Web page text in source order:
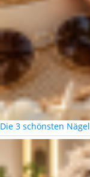
Die 3 schönsten